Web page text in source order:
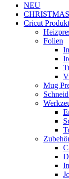
NEU
Cricut
Folien
Mug